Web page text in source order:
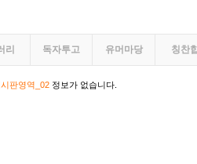
리 독자투고 유머마당 칭찬
판영역_02정보가 없습니다.